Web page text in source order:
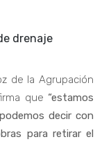
drenaje
de la Agrupación
que “estamos
decir con
para retirar el